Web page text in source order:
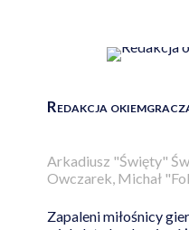
Redakcja
Arkadiusz "Święty"
Owczarek, Michał
Zapaleni miłośnicy